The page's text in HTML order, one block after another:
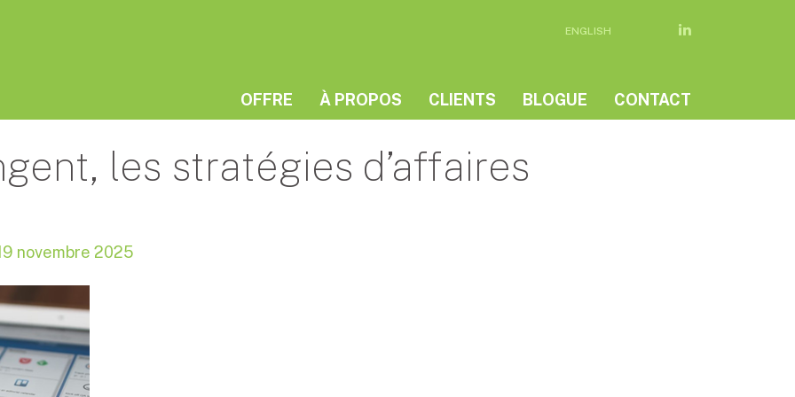
ENGLISH
OFFRE À PROPOS CLIENTS BLOGUE CONTACT
les stratégies d’affaires
novembre 2025